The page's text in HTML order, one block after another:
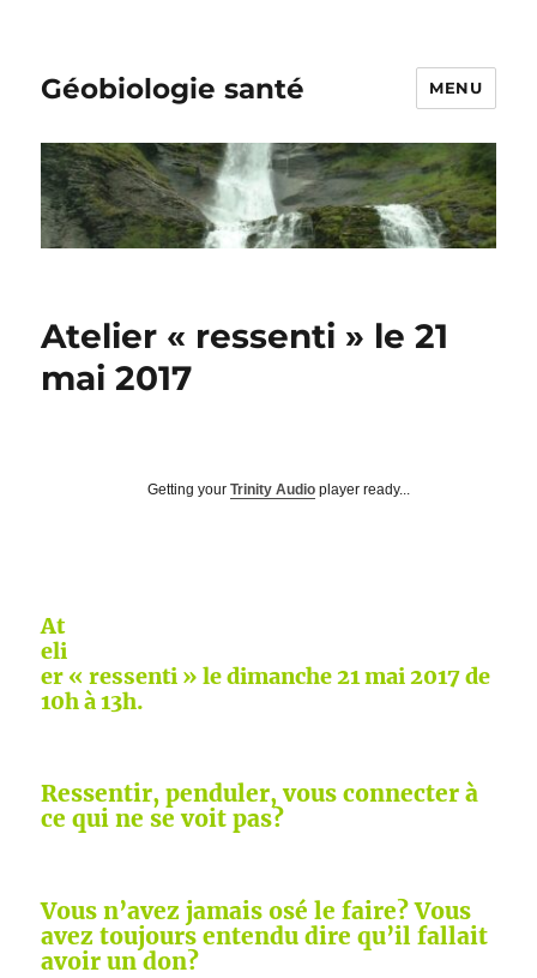
Géobiologie santé MENU
Atelier « ressenti » le 21
mai 2017
Getting yourTrinity Audio player ready...
At
eli
er « ressenti » le dimanche 21 mai 2017 de
10h à 13h.
Ressentir, penduler, vous connecter à
ce qui ne se voit pas?
Vous n’avez jamais osé le faire? Vous
avez toujours entendu dire qu’il fallait
avoir un don?